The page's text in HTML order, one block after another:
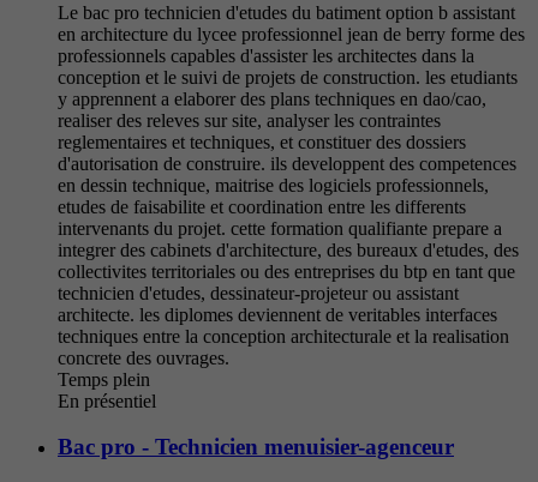
Le bac pro technicien d'etudes du batiment option b assistant
en architecture du lycee professionnel jean de berry forme des
professionnels capables d'assister les architectes dans la
conception et le suivi de projets de construction. les etudiants
y apprennent a elaborer des plans techniques en dao/cao,
realiser des releves sur site, analyser les contraintes
reglementaires et techniques, et constituer des dossiers
d'autorisation de construire. ils developpent des competences
en dessin technique, maitrise des logiciels professionnels,
etudes de faisabilite et coordination entre les differents
intervenants du projet. cette formation qualifiante prepare a
integrer des cabinets d'architecture, des bureaux d'etudes, des
collectivites territoriales ou des entreprises du btp en tant que
technicien d'etudes, dessinateur-projeteur ou assistant
architecte. les diplomes deviennent de veritables interfaces
techniques entre la conception architecturale et la realisation
concrete des ouvrages.
Temps plein
En présentiel
Bac pro - Technicien menuisier-agenceur